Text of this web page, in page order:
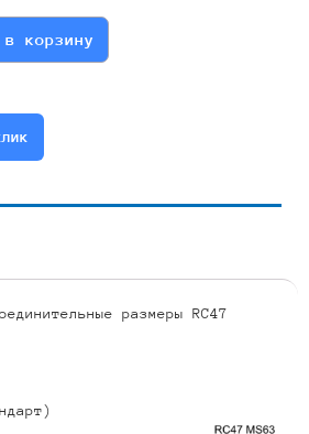
корзину
размеры RC47